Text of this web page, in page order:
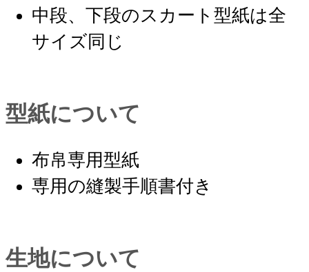
中段、下段のスカート型紙は全
サイズ同じ
型紙について
布帛専用型紙
専用の縫製手順書付き
生地について